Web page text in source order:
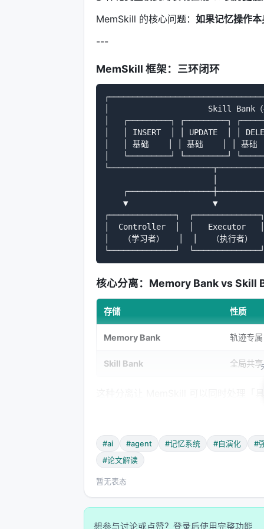
MemSkill 的核心问题： 如果记忆操作
---
MemSkill 框架：三环闭环
│                     Skill Bank（
│   ┌─────────┐ ┌─────────┐
│   │ INSERT  │ │ UPDATE  │ │
│   │ 基础    │ │ 基础    │ │ 基础
│   └─────────┘ └─────────┘
▼                  ▼
┌──────────────┐
│  Controller  │  │   Executor
│   （学习者）   │  │   （执行者）
核心分离：Memory Bank vs Skill
存储 性质
Memory Bank 轨迹专属
Skill Bank 全局共享
三环详解
1. Controller：学会选择技能
#ai #agent #记忆系统 #自演化
#
#论文解读
暂无表态
想参与讨论或点赞？登录后使用完整功能